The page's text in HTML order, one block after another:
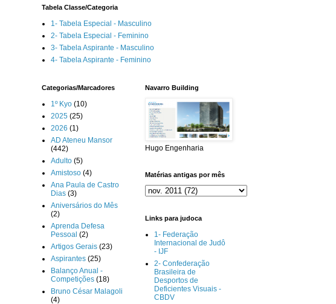
Tabela Classe/Categoria
1- Tabela Especial - Masculino
2- Tabela Especial - Feminino
3- Tabela Aspirante - Masculino
4- Tabela Aspirante - Feminino
Categorias/Marcadores
1º Kyo (10)
2025 (25)
2026 (1)
AD Ateneu Mansor
(442)
Adulto (5)
Amistoso (4)
Ana Paula de Castro
Dias (3)
Aniversários do Mês
(2)
Aprenda Defesa
Pessoal (2)
Artigos Gerais (23)
Aspirantes (25)
Balanço Anual -
Competições (18)
Bruno César Malagoli
(4)
Navarro Building
Hugo Engenharia
Matérias antigas por mês
Links para judoca
1- Federação
Internacional de Judô
- IJF
2- Confederação
Brasileira de
Desportos de
Deficientes Visuais -
CBDV